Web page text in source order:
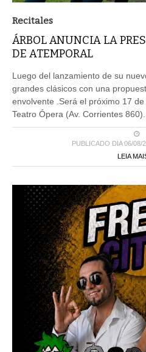
Recitales
ÁRBOL ANUNCIA LA
DE ATEMPORAL
Luego del lanzamiento de su
grandes clásicos con una
envolvente .Será el próximo 17
Teatro Ópera (Av. Corrientes 860).
PUBLICADO DIA 06/08/
LEIA